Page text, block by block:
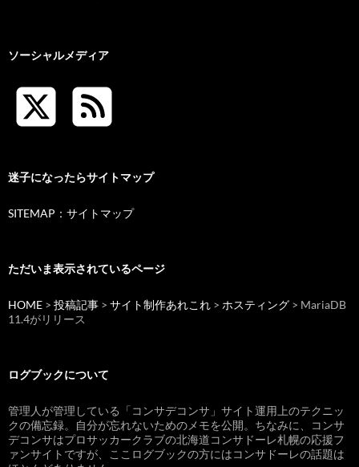
ソーシャルメディア
迷子になったらサイトマップ
SITEMAP：サイトマップ
ただいま表示されているページ
HOME > 投稿記事 > サイト制作あれこれ > ホスティング > MariaDB
11.4がリリース
ログブックについて
管理人が管理している「コンサデコンサ」サイト運用上のテクニッ
クの備忘録。自分が忘れないためのメモを公開。ちなみに、コンサ
デコンサはプロサッカークラブの北海道コンサドーレ札幌の応援フ
ァンサイトですが、ここログブックの方にはコンサドーレの話題は